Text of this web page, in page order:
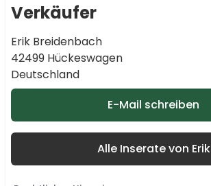
Verkäufer
Erik Breidenbach
42499 Hückeswagen
Deutschland
E-Mail schreiben
Alle Inserate von Erik